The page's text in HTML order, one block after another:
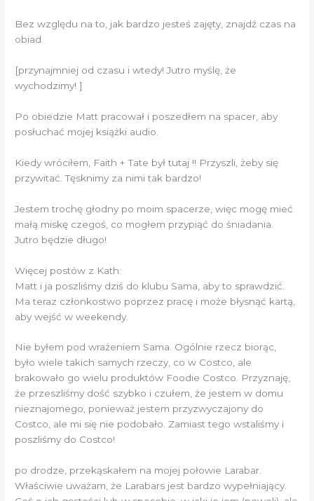
Bez względu na to, jak bardzo jesteś zajęty, znajdź czas na
obiad.
[przynajmniej od czasu i wtedy! Jutro myślę, że
wychodzimy! ]
Po obiedzie Matt pracował i poszedłem na spacer, aby
posłuchać mojej książki audio.
Kiedy wróciłem, Faith + Tate był tutaj !! Przyszli, żeby się
przywitać. Tęsknimy za nimi tak bardzo!
Jestem trochę głodny po moim spacerze, więc mogę mieć
małą miskę czegoś, co mogłem przypiąć do śniadania.
Jutro będzie długo!
Więcej postów z Kath:
Matt i ja poszliśmy dziś do klubu Sama, aby to sprawdzić.
Ma teraz członkostwo poprzez pracę i może błysnąć kartą,
aby wejść w weekendy.
Nie byłem pod wrażeniem Sama. Ogólnie rzecz biorąc,
było wiele takich samych rzeczy, co w Costco, ale
brakowało go wielu produktów Foodie Costco. Przyznaję,
że przeszliśmy dość szybko i czułem, że jestem w domu
nieznajomego, ponieważ jestem przyzwyczajony do
Costco, ale mi się nie podobało. Zamiast tego wstaliśmy i
poszliśmy do Costco!
po drodze, przekąskałem na mojej połowie Larabar.
Właściwie uważam, że Larabars jest bardzo wypełniający.